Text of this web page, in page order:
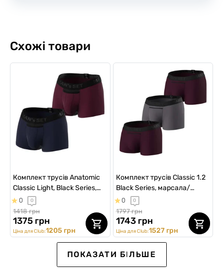
Схожі товари
Комплект трусів Anatomic
Classic Light, Black Series,
темно-синій/марсала, 2шт
0 0
1418 грн
1375 грн
Ціна для Club:1205 грн
Комплект трусів Classic 1.2
Black Series, марсала/
графітовий, 3шт
0 0
1797 грн
1743 грн
Ціна для Club:1527 грн
ПОКАЗАТИ БІЛЬШЕ